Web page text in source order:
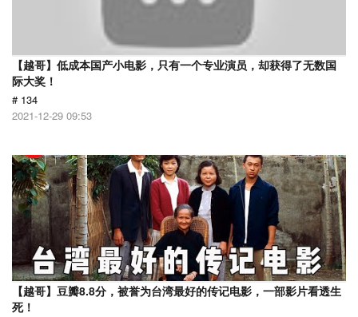
【越哥】低成本国产小电影，只有一个专业演员，却获得了无数国
际大奖！
# 134
2021-12-29 09:53
【越哥】豆瓣8.8分，被誉为台湾最好的传记电影，一部影片看透生
死！